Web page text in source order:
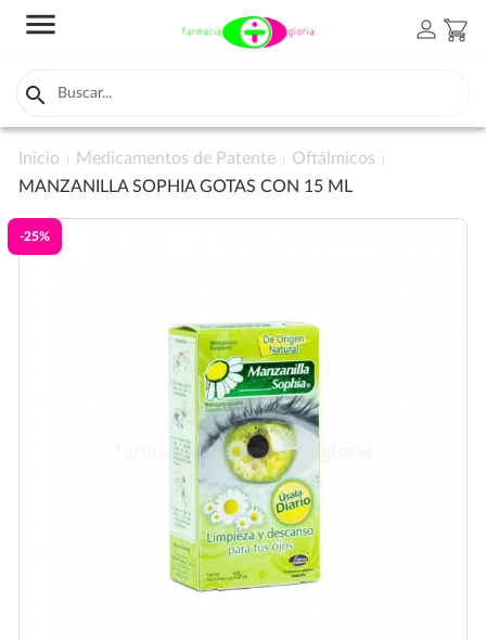
menu person shopping_cart

Inicio Medicamentos de Patente
Oftálmicos
MANZANILLA SOPHIA GOTAS CON 15 ML
-25%